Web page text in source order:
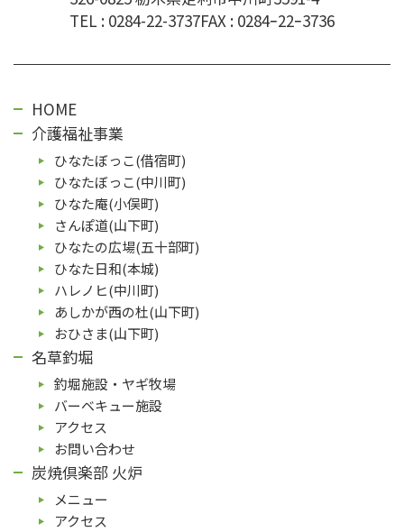
TEL : 0284-22-3737FAX : 0284ｰ22ｰ3736
HOME
介護福祉事業
ひなたぼっこ(借宿町)
ひなたぼっこ(中川町)
ひなた庵(⼩俣町)
さんぽ道(⼭下町)
ひなたの広場(五⼗部町)
ひなた⽇和(本城)
ハレノヒ(中川町)
あしかが⻄の杜(⼭下町)
おひさま(山下町)
名草釣堀
釣堀施設・ヤギ牧場
バーベキュー施設
アクセス
お問い合わせ
炭焼倶楽部 火炉
メニュー
アクセス